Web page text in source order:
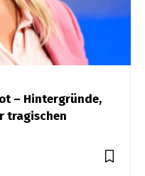
– Hintergründe,
tragischen